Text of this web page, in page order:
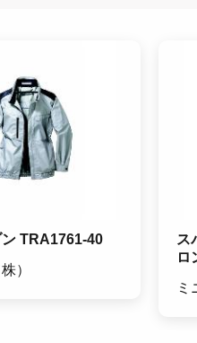
TRA1761-40
）
ス
ロ
ミ